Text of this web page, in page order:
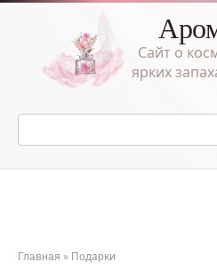
Перейти
Сайт о
ярких
Поиск:
Главная » Подарки